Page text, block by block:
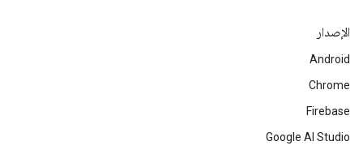
الإصدار
Android
Chrome
Firebase
Google AI Studio